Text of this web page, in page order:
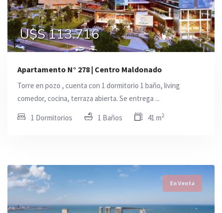
U$S 113.716
Apartamento N° 278 | Centro Maldonado
Torre en pozo , cuenta con 1 dormitorio 1 baño, living
comedor, cocina, terraza abierta. Se entrega ...
1 Dormitorios 1 Baños 41 m2
En Venta